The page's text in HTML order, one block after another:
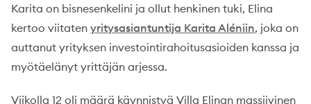
Karita on bisnesenkelini ja ollut henkinen tuki, Elina
kertoo viitaten yritysasiantuntija Karita Aléniin, joka on
auttanut yrityksen investointirahoitusasioiden kanssa ja
myötäelänyt yrittäjän arjessa.
Viikolla 12 oli määrä käynnistyä Villa Elinan massiivinen